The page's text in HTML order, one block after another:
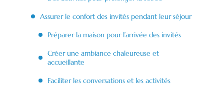
Assurer le confort des invités pendant leur séjour
Préparer la maison pour l’arrivée des invités
Créer une ambiance chaleureuse et
accueillante
Faciliter les conversations et les activités